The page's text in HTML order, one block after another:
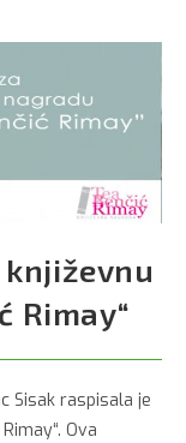
književnu
Rimay“
Sisak raspisala je
Ova